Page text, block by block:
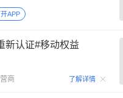
APP
新认证#移动权益
商 了解详情